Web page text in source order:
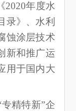
2020年度水
录》、水利
蚀涂层技术
新和推广运
用于国内大
精特新”企